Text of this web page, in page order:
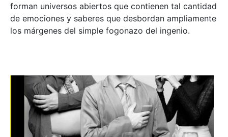
forman universos abiertos que contienen tal cantidad
de emociones y saberes que desbordan ampliamente
los márgenes del simple fogonazo del ingenio.